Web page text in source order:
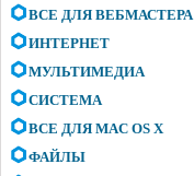
ВСЕ ДЛЯ ВЕБМАСТЕРА
ИНТЕРНЕТ
МУЛЬТИМЕДИА
СИСТЕМА
ВСЕ ДЛЯ MAC OS X
ФАЙЛЫ